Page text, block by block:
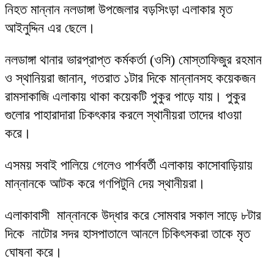
নিহত মান্নান নলডাঙ্গা উপজেলার বড়সিংড়া এলাকার মৃত
আইনুদ্দিন এর ছেলে।
নলডাঙ্গা থানার ভারপ্রাপ্ত কর্মকর্তা (ওসি) মোস্তাফিজুর রহমান
ও স্থানিয়রা জানান, গতরাত ১টার দিকে মান্নানসহ কয়েকজন
রামসাকাজি এলাকায় থাকা কয়েকটি পুকুর পাড়ে যায়। পুকুর
গুলোর পাহারাদারা চিকৎকার করলে স্থানীয়রা তাদের ধাওয়া
করে।
এসময় সবাই পালিয়ে গেলেও পার্শবর্তী এলাকায় কাসোবাড়িয়ায়
মান্নানকে আটক করে গণপিটুনি দেয় স্থানীয়রা।
এলাকাবাসী মান্নানকে উদ্ধার করে সোমবার সকাল সাড়ে ৮টার
দিকে নাটোর সদর হাসপাতালে আনলে চিকিৎসকরা তাকে মৃত
ঘোষনা করে।